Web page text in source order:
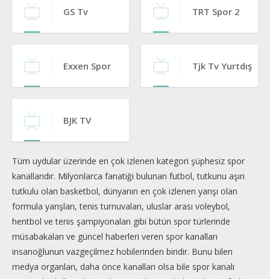
GS Tv TRT Spor 2
Exxen Spor Tjk Tv Yurtdışı
BJK TV
Tüm uydular üzerinde en çok izlenen kategori şüphesiz spor
kanallarıdır. Milyonlarca fanatiği bulunan futbol, tutkunu aşırı
tutkulu olan basketbol, dünyanın en çok izlenen yarışı olan
formula yarışları, tenis turnuvaları, uluslar arası voleybol,
hentbol ve tenis şampiyonaları gibi bütün spor türlerinde
müsabakaları ve güncel haberleri veren spor kanalları
insanoğlunun vazgeçilmez hobilerinden biridir. Bunu bilen
medya organları, daha önce kanalları olsa bile spor kanalı